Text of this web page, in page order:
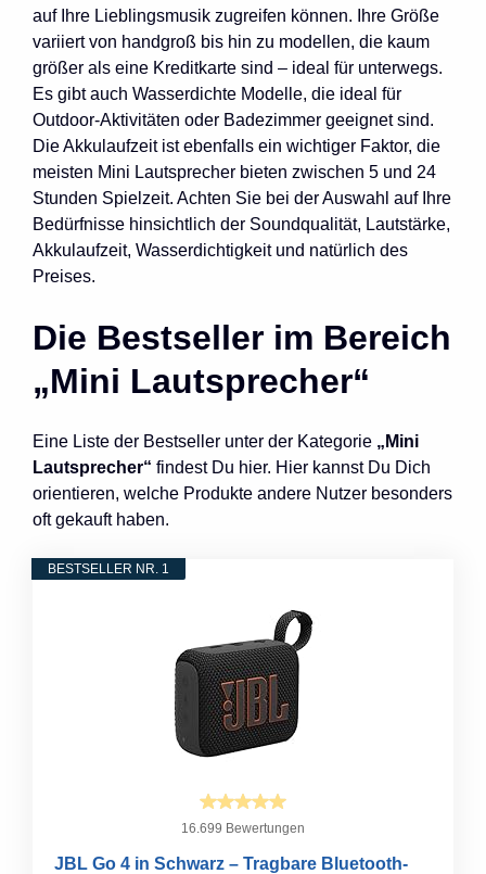
auf Ihre Lieblingsmusik zugreifen können. Ihre Größe
variiert von handgroß bis hin zu modellen, die kaum
größer als eine Kreditkarte sind – ideal für unterwegs.
Es gibt auch Wasserdichte Modelle, die ideal für
Outdoor-Aktivitäten oder Badezimmer geeignet sind.
Die Akkulaufzeit ist ebenfalls ein wichtiger Faktor, die
meisten Mini Lautsprecher bieten zwischen 5 und 24
Stunden Spielzeit. Achten Sie bei der Auswahl auf Ihre
Bedürfnisse hinsichtlich der Soundqualität, Lautstärke,
Akkulaufzeit, Wasserdichtigkeit und natürlich des
Preises.
Die Bestseller im Bereich
„Mini Lautsprecher“
Eine Liste der Bestseller unter der Kategorie „Mini
Lautsprecher“ findest Du hier. Hier kannst Du Dich
orientieren, welche Produkte andere Nutzer besonders
oft gekauft haben.
BESTSELLER NR. 1
16.699 Bewertungen
JBL Go 4 in Schwarz – Tragbare Bluetooth-